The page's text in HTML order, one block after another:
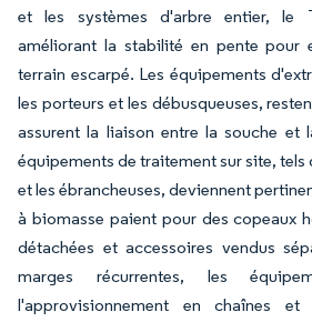
et les systèmes d'arbre entier, le
améliorant la stabilité en pente pour
terrain escarpé. Les équipements
les porteurs et les débusqueuses,
assurent la liaison entre la souche et
équipements de traitement sur site, tels
et les ébrancheuses, deviennent
à biomasse paient pour des copeaux
détachées et accessoires vendus
marges récurrentes, les
l'approvisionnement en chaînes